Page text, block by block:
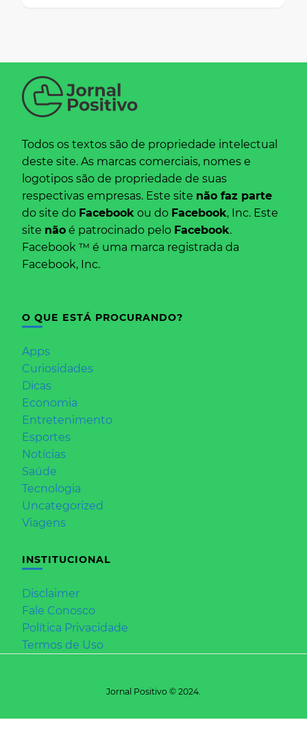
Todos os textos são de propriedade intelectual
deste site. As marcas comerciais, nomes e
logotipos são de propriedade de suas
respectivas empresas. Este site não faz parte
do site do Facebook ou do Facebook, Inc. Este
site não é patrocinado pelo Facebook.
Facebook ™ é uma marca registrada da
Facebook, Inc.
O QUE ESTÁ PROCURANDO?
Apps
Curiosidades
Dicas
Economia
Entretenimento
Esportes
Notícias
Saúde
Tecnologia
Uncategorized
Viagens
INSTITUCIONAL
Disclaimer
Fale Conosco
Política Privacidade
Termos de Uso
Jornal Positivo © 2024.